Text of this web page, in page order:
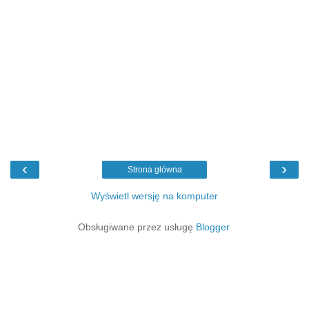
‹ ›
Strona główna
Wyświetl wersję na komputer
Obsługiwane przez usługę Blogger.